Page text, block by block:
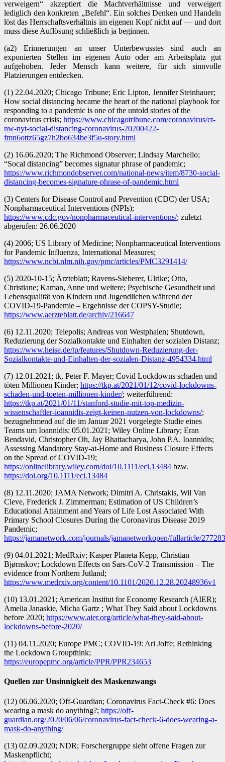
verweigern“ akzeptiert die Machtverhältnisse und verweigert
lediglich den konkreten „Befehl“. Ein solches Denken und Handeln
löst das Herrschaftsverhältnis im eigenen Kopf nicht auf — und dort
muss diese Auflösung schließlich ja beginnen.
(a2) Erinnerungen an unser Unterbewusstes sind auch an
exponierten Stellen im eigenen Auto oder am Arbeitsplatz gut
aufgehoben. Jeder Mensch kann weitere, für sich sinnvolle
Platzierungen entdecken.
(1) 22.04.2020; Chicago Tribune; Eric Lipton, Jennifer Steinhauer;
How social distancing became the heart of the national playbook for
responding to a pandemic is one of the untold stories of the
coronavirus crisis; https://www.chicagotribune.com/coronavirus/ct-
nw-nyt-social-distancing-coronavirus-20200422-
fmn6ottz65gz7h2bo634be3f5u-story.html
(2) 16.06.2020; The Richmond Observer; Lindsay Marchello;
“Socal distancing” becomes signatur phrase of pandemic;
https://www.richmondobserver.com/national-news/item/8730-social-
distancing-becomes-signature-phrase-of-pandemic.html
(3) Centers for Disease Control and Prevention (CDC) der USA;
Nonpharmaceutical Interventions (NPIs);
https://www.cdc.gov/nonpharmaceutical-interventions/; zuletzt
abgerufen: 26.06.2020
(4) 2006; US Library of Medicine; Nonpharmaceutical Interventions
for Pandemic Influenza, International Measures;
https://www.ncbi.nlm.nih.gov/pmc/articles/PMC3291414/
(5) 2020-10-15; Ärzteblatt; Ravens-Sieberer, Ulrike; Otto,
Christiane; Kaman, Anne und weitere; Psychische Gesundheit und
Lebensqualität von Kindern und Jugendlichen während der
COVID-19-Pandemie – Ergebnisse der COPSY-Studie;
https://www.aerzteblatt.de/archiv/216647
(6) 12.11.2020; Telepolis; Andreas von Westphalen; Shutdown,
Reduzierung der Sozialkontakte und Einhalten der sozialen Distanz;
https://www.heise.de/tp/features/Shutdown-Reduzierung-der-
Sozialkontakte-und-Einhalten-der-sozialen-Distanz-4954334.html
(7) 12.01.2021; tk, Peter F. Mayer; Covid Lockdowns schaden und
töten Millionen Kinder; https://tkp.at/2021/01/12/covid-lockdowns-
schaden-und-toeten-millionen-kinder/; weiterführend:
https://tkp.at/2021/01/11/stanford-studie-mit-top-medizin-
wissenschaftler-ioannidis-zeigt-keinen-nutzen-von-lockdowns/;
bezugnehmend auf die im Januar 2021 vorgelegte Studie eines
Teams um Ioannidis: 05.01.2021; Wiley Online Library; Eran
Bendavid, Christopher Oh, Jay Bhattacharya, John P.A. Ioannidis;
Assessing Mandatory Stay‐at‐Home and Business Closure Effects
on the Spread of COVID‐19;
https://onlinelibrary.wiley.com/doi/10.1111/eci.13484 bzw.
https://doi.org/10.1111/eci.13484
(8) 12.11.2020; JAMA Network; Dimitri A. Christakis, Wil Van
Cleve, Frederick J. Zimmerman; Estimation of US Children’s
Educational Attainment and Years of Life Lost Associated With
Primary School Closures During the Coronavirus Disease 2019
Pandemic;
https://jamanetwork.com/journals/jamanetworkopen/fullarticle/
(9) 04.01.2021; MedRxiv; Kasper Planeta Kepp, Christian
Bjørnskov; Lockdown Effects on Sars-CoV-2 Transmission – The
evidence from Northern Jutland;
https://www.medrxiv.org/content/10.1101/2020.12.28.20248936v1
(10) 13.01.2021; American Institut for Economy Research (AIER);
Amelia Janaskie, Micha Gartz ; What They Said about Lockdowns
before 2020; https://www.aier.org/article/what-they-said-about-
lockdowns-before-2020/
(11) 04.11.2020; Europe PMC; COVID-19: Ari Joffe; Rethinking
the Lockdown Groupthink;
https://europepmc.org/article/PPR/PPR234653
Quellen zur Unsinnigkeit des Maskenzwangs
(12) 06.06.2020; Off-Guardian; Coronavirus Fact-Check #6: Does
wearing a mask do anything?; https://off-
guardian.org/2020/06/06/coronavirus-fact-check-6-does-wearing-a-
mask-do-anything/
(13) 02.09.2020; NDR; Forschergruppe sieht offene Fragen zur
Maskenpflicht;